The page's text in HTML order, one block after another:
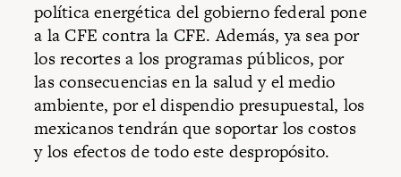
política energética del gobierno federal pone
a la CFE contra la CFE. Además, ya sea por
los recortes a los programas públicos, por
las consecuencias en la salud y el medio
ambiente, por el dispendio presupuestal, los
mexicanos tendrán que soportar los costos
y los efectos de todo este despropósito.